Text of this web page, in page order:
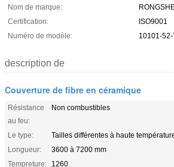
Nom de marque:
Certification:
ISO9001
Numéro de modèle:
10101-52-
description de
Couverture de fibre en céramique
Résistance
au feu:
Non combustibles
Le type:
Tailles différentes à haute
Longueur:
3600 à 7200 mm
Tempreture:
1260